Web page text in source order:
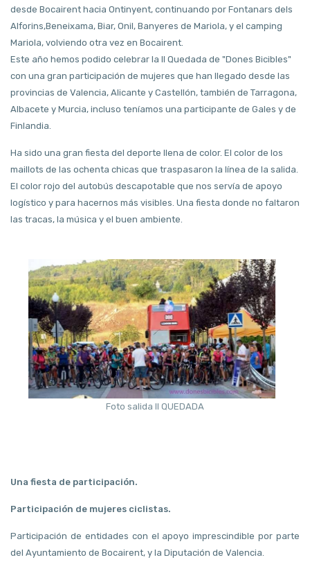
desde Bocairent hacia Ontinyent, continuando por Fontanars dels
Alforins,Beneixama, Biar, Onil, Banyeres de Mariola, y el camping
Mariola, volviendo otra vez en Bocairent.
Este año hemos podido celebrar la II Quedada de "Dones Bicibles"
con una gran participación de mujeres que han llegado desde las
provincias de Valencia, Alicante y Castellón, también de Tarragona,
Albacete y Murcia, incluso teníamos una participante de Gales y de
Finlandia.
Ha sido una gran fiesta del deporte llena de color. El color de los
maillots de las ochenta chicas que traspasaron la línea de la salida.
El color rojo del autobús descapotable que nos servía de apoyo
logístico y para hacernos más visibles. Una fiesta donde no faltaron
las tracas, la música y el buen ambiente.
Foto salida II QUEDADA
Una fiesta de participación.
Participación de mujeres ciclistas.
Participación de entidades con el apoyo imprescindible por parte
del Ayuntamiento de Bocairent, y la Diputación de Valencia.